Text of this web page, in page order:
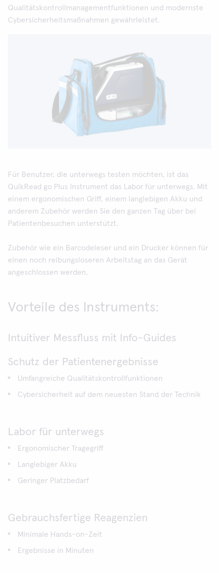
Qualitätskontrollmanagementfunktionen und modernste
Cybersicherheitsmaßnahmen gewährleistet.
Für Benutzer, die unterwegs testen möchten, ist das
QuikRead go Plus Instrument das Labor für unterwegs. Mit
einem ergonomischen Griff, einem langlebigen Akku und
anderem Zubehör werden Sie den ganzen Tag über bei
Patientenbesuchen unterstützt.
Zubehör wie ein Barcodeleser und ein Drucker können für
einen noch reibungsloseren Arbeitstag an das Gerät
angeschlossen werden.
Vorteile des Instruments:
Intuitiver Messfluss mit Info-Guides
Schutz der Patientenergebnisse
Umfangreiche Qualitätskontrollfunktionen
Cybersicherheit auf dem neuesten Stand der Technik
Labor für unterwegs
Ergonomischer Tragegriff
Langlebiger Akku
Geringer Platzbedarf
Gebrauchsfertige Reagenzien
Minimale Hands-on-Zeit
Ergebnisse in Minuten